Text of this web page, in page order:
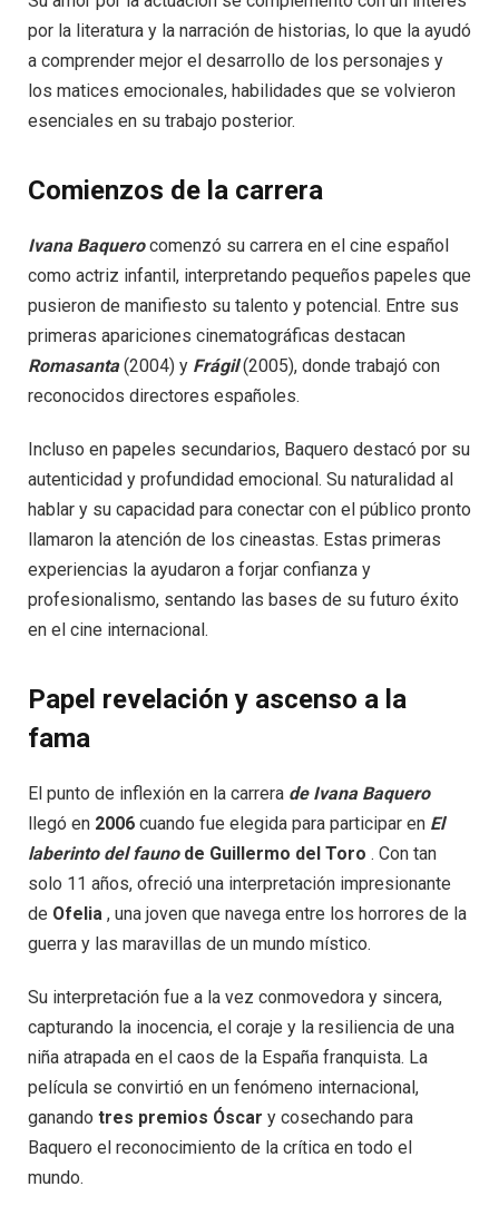
por la literatura y la narración de historias, lo que la ayudó
a comprender mejor el desarrollo de los personajes y
los matices emocionales, habilidades que se volvieron
esenciales en su trabajo posterior.
Comienzos de la carrera
Ivana Baquerocomenzó su carrera en el cine español
como actriz infantil, interpretando pequeños papeles que
pusieron de manifiesto su talento y potencial. Entre sus
primeras apariciones cinematográficas destacan
Romasanta(2004) y Frágil(2005), donde trabajó con
reconocidos directores españoles.
Incluso en papeles secundarios, Baquero destacó por su
autenticidad y profundidad emocional. Su naturalidad al
hablar y su capacidad para conectar con el público pronto
llamaron la atención de los cineastas. Estas primeras
experiencias la ayudaron a forjar confianza y
profesionalismo, sentando las bases de su futuro éxito
en el cine internacional.
Papel revelación y ascenso a la
fama
El punto de inflexión en la carrera de Ivana Baquero
llegó en 2006 cuando fue elegida para participar en El
laberinto del faunode Guillermo del Toro . Con tan
solo 11 años, ofreció una interpretación impresionante
de Ofelia , una joven que navega entre los horrores de la
guerra y las maravillas de un mundo místico.
Su interpretación fue a la vez conmovedora y sincera,
capturando la inocencia, el coraje y la resiliencia de una
niña atrapada en el caos de la España franquista. La
película se convirtió en un fenómeno internacional,
ganando tres premios Óscar y cosechando para
Baquero el reconocimiento de la crítica en todo el
mundo.